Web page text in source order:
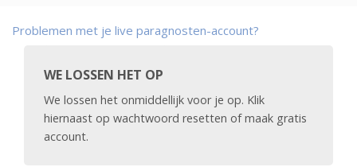
Problemen met je live paragnosten-account?
WE LOSSEN HET OP
We lossen het onmiddellijk voor je op. Klik
hiernaast op wachtwoord resetten of maak gratis
account.